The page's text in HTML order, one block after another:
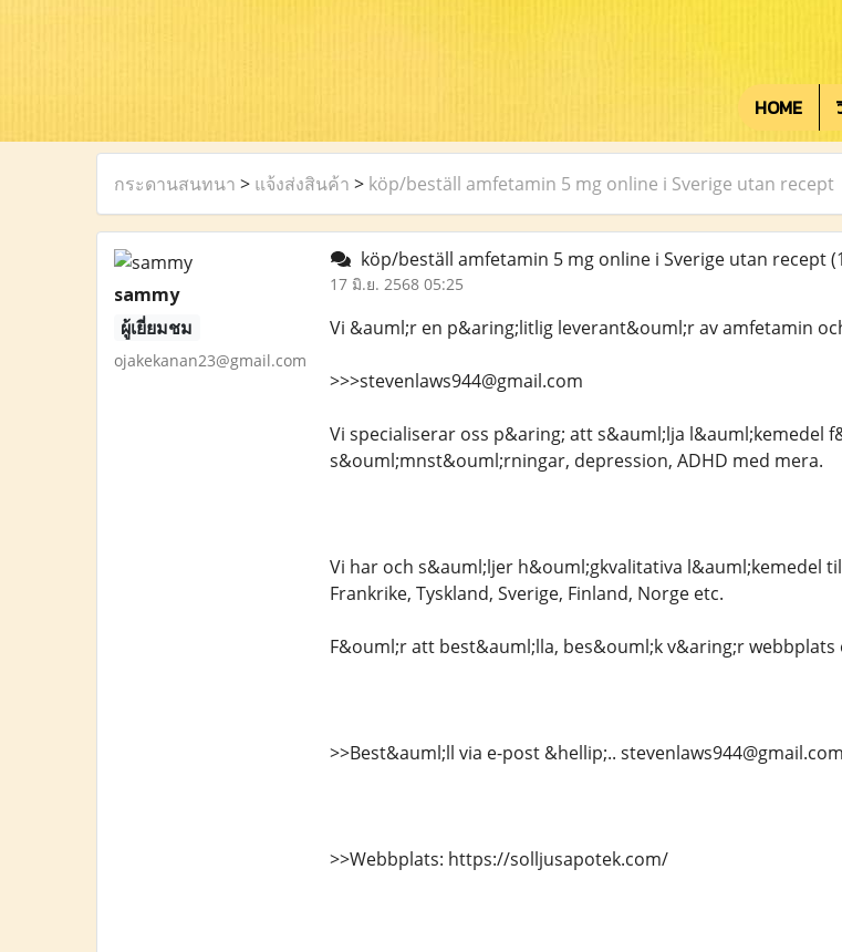
HOME
กระดานสนทนา > แจ้งส่งสินค้า > köp/beställ amfetamin 5 mg online i Sverige utan recept
sammy
ผู้เยี่ยมชม
ojakekanan23@gmail.com
köp/beställ amfetamin 5 mg online i Sverige utan recept
17 มิ.ย. 2568 05:25
Vi &auml;r en p&aring;litlig leverant&ouml;r av amfetamin
>>>stevenlaws944@gmail.com
Vi specialiserar oss p&aring; att s&auml;lja
s&ouml;mnst&ouml;rningar, depression, ADHD med mera.
Vi har och s&auml;ljer h&ouml;gkvalitativa l&auml;kemedel
Frankrike, Tyskland, Sverige, Finland, Norge etc.
F&ouml;r att best&auml;lla, bes&ouml;k v&aring;r webbplats
>>Best&auml;ll via e-post &hellip;.. stevenlaws944@gmail.com
>>Webbplats: https://solljusapotek.com/